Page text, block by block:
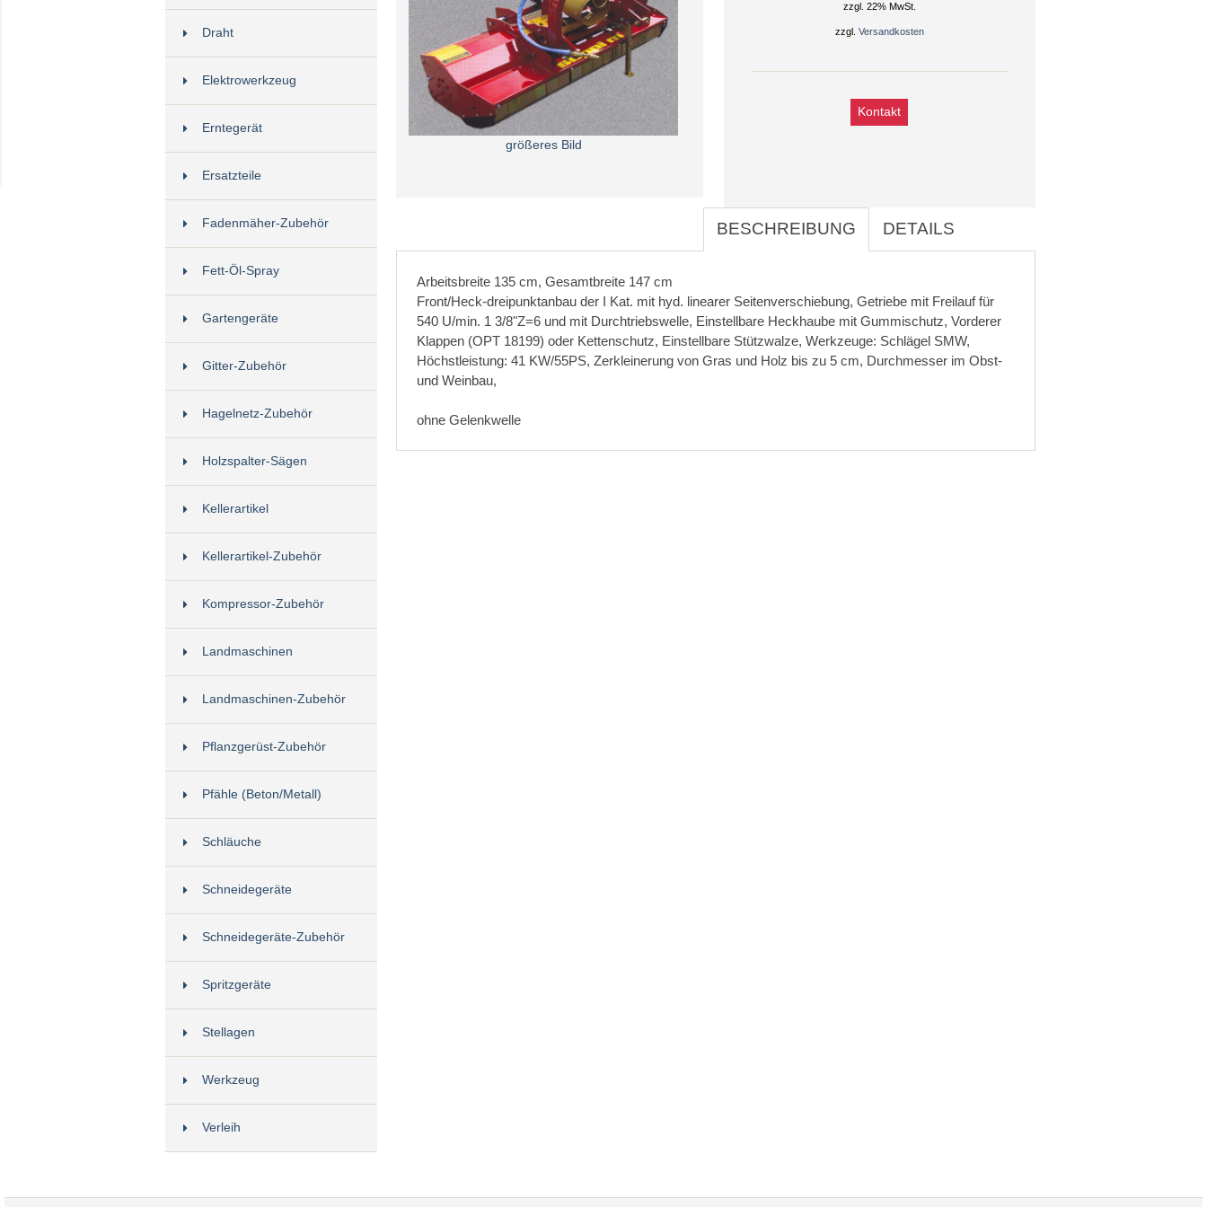
Draht
Elektrowerkzeug
Erntegerät
Ersatzteile
Fadenmäher-Zubehör
Fett-Öl-Spray
Gartengeräte
Gitter-Zubehör
Hagelnetz-Zubehör
Holzspalter-Sägen
Kellerartikel
Kellerartikel-Zubehör
Kompressor-Zubehör
Landmaschinen
Landmaschinen-Zubehör
Pflanzgerüst-Zubehör
Pfähle (Beton/Metall)
Schläuche
Schneidegeräte
Schneidegeräte-Zubehör
Spritzgeräte
Stellagen
Werkzeug
Verleih
größeres Bild
zzgl. 22% MwSt.
zzgl. Versandkosten
Kontakt
BESCHREIBUNG DETAILS
Arbeitsbreite 135 cm, Gesamtbreite 147 cm
Front/Heck-dreipunktanbau der I Kat. mit hyd. linearer Seitenverschiebung, Getriebe mit Freilauf für
540 U/min. 1 3/8"Z=6 und mit Durchtriebswelle, Einstellbare Heckhaube mit Gummischutz, Vorderer
Klappen (OPT 18199) oder Kettenschutz, Einstellbare Stützwalze, Werkzeuge: Schlägel SMW,
Höchstleistung: 41 KW/55PS, Zerkleinerung von Gras und Holz bis zu 5 cm, Durchmesser im Obst-
und Weinbau,
ohne Gelenkwelle